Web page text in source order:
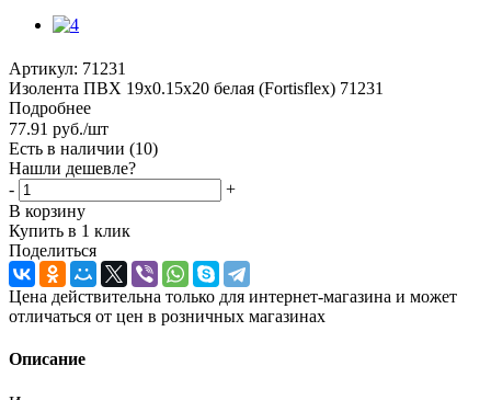
Артикул: 71231
Изолента ПВХ 19х0.15x20 белая (Fortisflex) 71231
Подробнее
77.91 руб./шт
Есть в наличии (10)
Нашли дешевле?
-
+
В корзину
Купить в 1 клик
Поделиться
Цена действительна только для интернет-магазина и может
отличаться от цен в розничных магазинах
Описание